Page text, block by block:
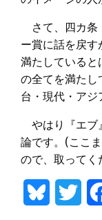
さて、四カ条
ー賞に話を戻
満たしていると
の全てを満た
台・現代・アジ
やはり『エブ
論です。(ここ
ので、取ってく
Bluesky